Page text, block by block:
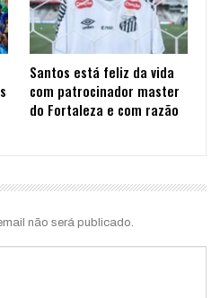
Santos está feliz da vida
com patrocinador master
do Fortaleza e com razão
não será publicado.